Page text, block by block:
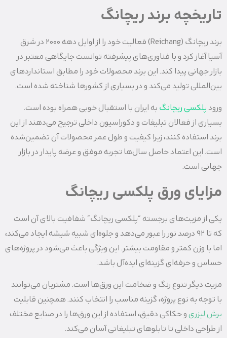
تاریخچه برند ریچانگ
برند ریچانگ (Reichang) فعالیت خود را از اوایل دهه ۲۰۰۰ در شرق
آسیا آغاز کرد و با فناوری‌های پیشرفته توانست جایگاهی معتبر در
بازار جهانی پیدا کند. این برند محصولات خود را مطابق استانداردهای
بین‌المللی تولید می‌کند و در بسیاری از کشورها شناخته شده است.
ورود پلکسی ریچانگ به ایران با استقبال خوبی همراه بوده است.
بسیاری از فعالان تبلیغات و دکوراسیون داخلی ترجیح می‌دهند از این
برند استفاده کنند، زیرا کیفیت و طول عمر محصولات آن تضمین‌شده
است. این اعتماد حاصل سال‌ها تجربه موفق و عرضه پایدار در بازار
جهانی است.
مزایای ورق پلکسی ریچانگ
یکی از مزیت‌های برجسته “پلکسی ریچانگ” شفافیت بالای آن است
که تا ۹۲ درصد نور را عبور می‌دهد و جلوه‌ای شبیه شیشه ایجاد می‌کند،
اما با وزن کمتر و مقاومت بیشتر. این ویژگی باعث می‌شود در پروژه‌های
حساس و حرفه‌ای گزینه‌ای ایده‌آل باشد.
مزیت دیگر تنوع رنگ و ضخامت این ورق‌ها است. مشتریان می‌توانند
با توجه به نوع پروژه، گزینه مناسب را انتخاب کنند. همچنین قابلیت
برش لیزریو حکاکی دقیق، استفاده از این ورق‌ها را در صنایع مختلف
از طراحی داخلی تا تابلوهای تبلیغاتی آسان می‌کند.